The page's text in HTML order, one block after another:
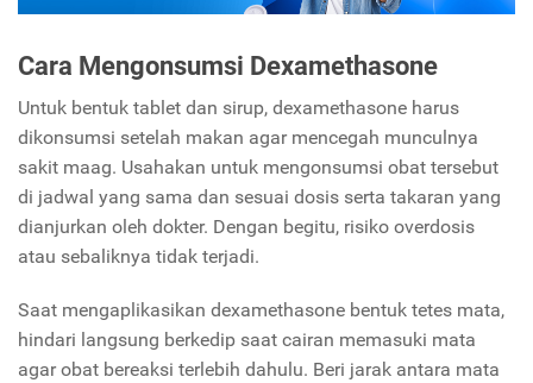
Cara Mengonsumsi Dexamethasone
Untuk bentuk tablet dan sirup, dexamethasone harus
dikonsumsi setelah makan agar mencegah munculnya
sakit maag. Usahakan untuk mengonsumsi obat tersebut
di jadwal yang sama dan sesuai dosis serta takaran yang
dianjurkan oleh dokter. Dengan begitu, risiko overdosis
atau sebaliknya tidak terjadi.
Saat mengaplikasikan dexamethasone bentuk tetes mata,
hindari langsung berkedip saat cairan memasuki mata
agar obat bereaksi terlebih dahulu. Beri jarak antara mata